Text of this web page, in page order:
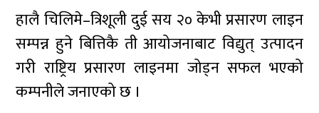
हालै चिलिमे–त्रिशूली दुई सय २० केभी प्रसारण लाइन
सम्पन्न हुने बित्तिकै ती आयोजनाबाट विद्युत् उत्पादन
गरी राष्ट्रिय प्रसारण लाइनमा जोड्न सफल भएको
कम्पनीले जनाएको छ ।